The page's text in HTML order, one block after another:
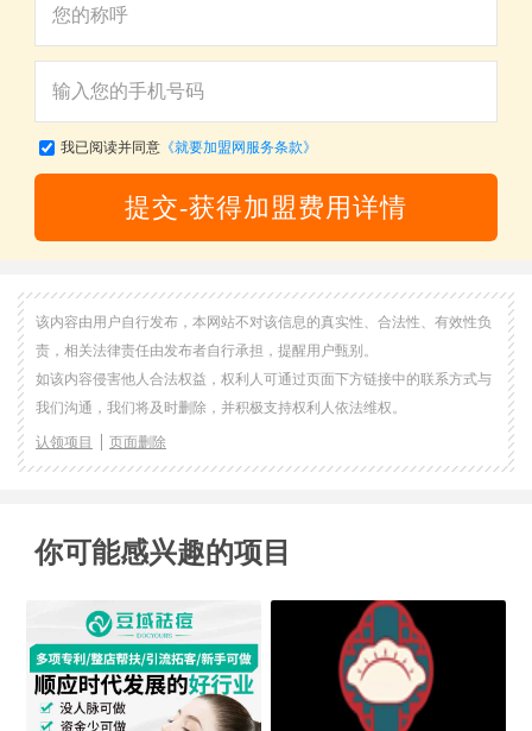
我已阅读并同意《就要加盟网服务条款》
提交-获得加盟费用详情
该内容由用户自行发布，本网站不对该信息的真实性、合法性、有效性负
责，相关法律责任由发布者自行承担，提醒用户甄别。
如该内容侵害他人合法权益，权利人可通过页面下方链接中的联系方式与
我们沟通，我们将及时删除，并积极支持权利人依法维权。
认领项目 页面删除
你可能感兴趣的项目